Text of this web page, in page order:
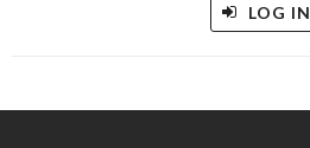
LOG IN